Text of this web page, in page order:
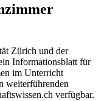
Zürich und der
Informationsblatt für
im Unterricht
weiterführenden
verfügbar.